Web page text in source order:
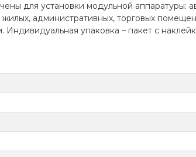
для установки модульной аппаратуры:
административных, торговых
упаковка – пакет с